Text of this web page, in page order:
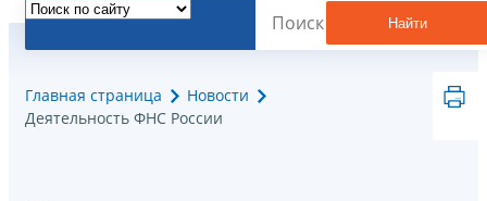
Найти
Главная страница
Новости
Деятельность ФНС России